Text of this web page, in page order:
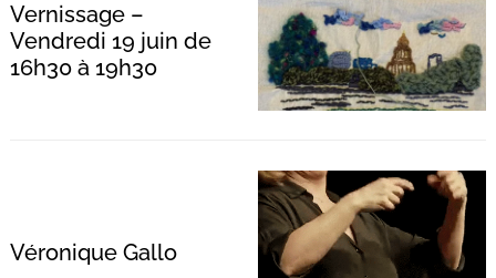
Vernissage –
Vendredi 19 juin de
16h30 à 19h30
Véronique Gallo